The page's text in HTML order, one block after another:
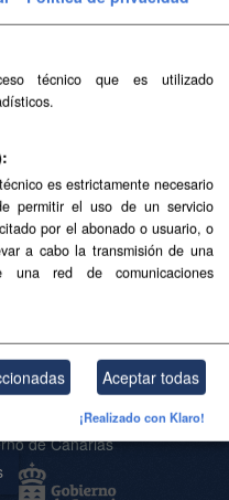
y municipios. Los
oficial.
utilizando losAPI(ver
Open Data
de Canarias
técnico que es utilizado
es estrictamente necesario
permitir el uso de un servicio
por el abonado o usuario, o
a cabo la transmisión de una
una red de comunicaciones
Aceptar todas
¡Realizado con Klaro!